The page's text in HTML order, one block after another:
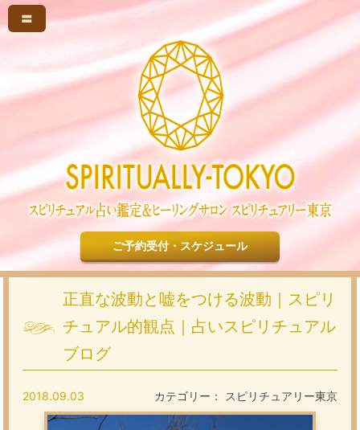
〓
ご予約受付・スケジュール
正直な波動と嘘をつける波動｜スピリ
チュアル的観点｜占いスピリチュアル
ブログ
カテゴリー： スピリチュアリー東京
2018.09.03